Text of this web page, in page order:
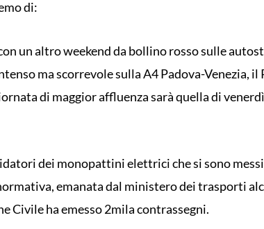
di:
un altro weekend da bollino rosso sulle
ma scorrevole sulla A4 Padova-Venezia, il
di maggior affluenza sarà quella di
dei monopattini elettrici che si sono
emanata dal ministero dei trasporti
Civile ha emesso 2mila contrassegni.